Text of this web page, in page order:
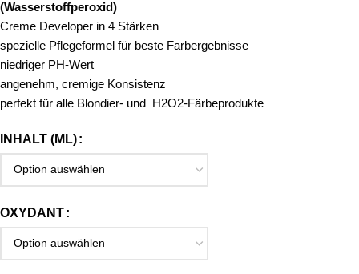
(Wasserstoffperoxid)
Creme Developer in 4 Stärken
spezielle Pflegeformel für beste Farbergebnisse
niedriger PH-Wert
angenehm, cremige Konsistenz
perfekt für alle Blondier- und H2O2-Färbeprodukte
INHALT (ML)
OXYDANT